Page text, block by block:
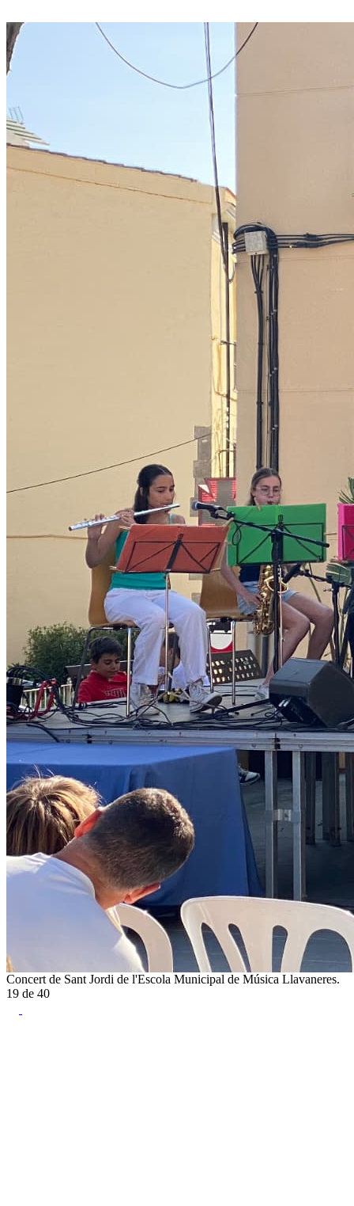
Concert de Sant Jordi de l'Escola Municipal de Música Llavaneres.
19 de 40